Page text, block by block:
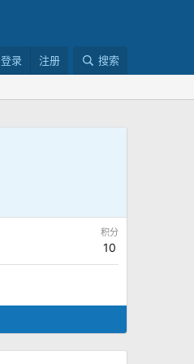
登录 注册 搜索
积分
10